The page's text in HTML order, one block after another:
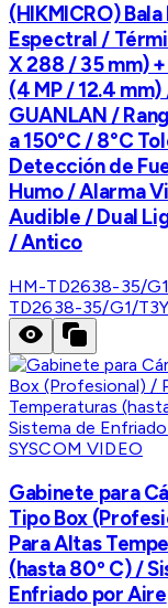
(HIKMICRO) Bala
Espectral /
X 288 / 35 mm)
(4 MP / 12.4 mm)
GUANLAN /
a 150°C / 8°C
Detección de
Humo / Alarma
Audible / Dual
/ Antico
HM-TD2638-35/
TD2638-35/G1/T3Y
SYSCOM VIDEO
Gabinete para
Tipo Box
Para Altas
(hasta 80º C) /
Enfriado por Aire